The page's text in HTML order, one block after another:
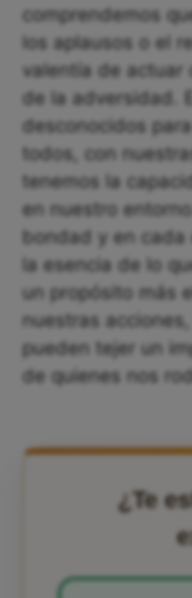
comprendemos
los aplausos o el
valentía de actuar
de la adversidad.
desconocidos
todos, con
tenemos la
en nuestro
bondad y en
la esencia de lo
un propósito más
nuestras
pueden tejer un
de quienes nos
¿Te